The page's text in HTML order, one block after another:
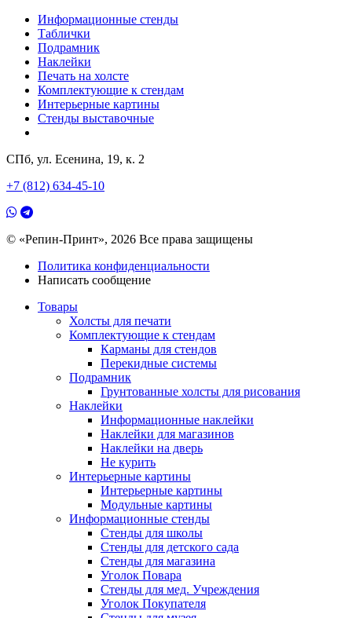
Информационные стенды
Таблички
Подрамник
Наклейки
Печать на холсте
Комплектующие к стендам
Интерьерные картины
Стенды выставочные
СПб, ул. Есенина, 19, к. 2
+7 (812) 634-45-10
© «Репин-Принт», 2026 Все права защищены
Политика конфиденциальности
Написать сообщение
Товары
Холсты для печати
Комплектующие к стендам
Карманы для стендов
Перекидные системы
Подрамник
Грунтованные холсты для рисования
Наклейки
Информационные наклейки
Наклейки для магазинов
Наклейки на дверь
Не курить
Интерьерные картины
Интерьерные картины
Модульные картины
Информационные стенды
Стенды для школы
Стенды для детского сада
Стенды для магазина
Уголок Повара
Стенды для мед. Учреждения
Уголок Покупателя